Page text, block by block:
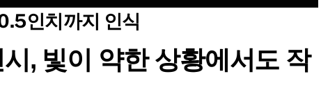
인치까지 인식
, 빛이 약한 상황에서도 작